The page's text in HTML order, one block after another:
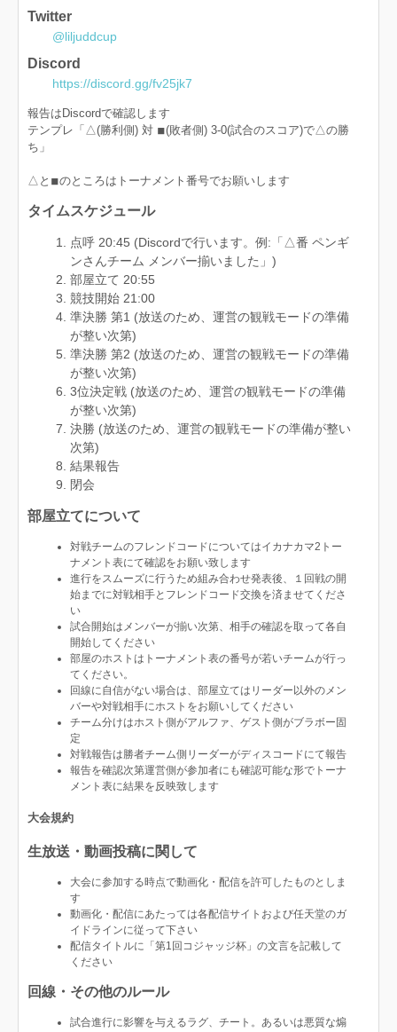
Twitter
@liljuddcup
Discord
https://discord.gg/fv25jk7
報告はDiscordで確認します
テンプレ「△(勝利側) 対 ◾︎(敗者側) 3-0(試合のスコア)で△の勝
ち」
△と◾︎のところはトーナメント番号でお願いします
タイムスケジュール
点呼 20:45 (Discordで行います。例:「△番 ペンギ
ンさんチーム メンバー揃いました」)
部屋立て 20:55
競技開始 21:00
準決勝 第1 (放送のため、運営の観戦モードの準備
が整い次第)
準決勝 第2 (放送のため、運営の観戦モードの準備
が整い次第)
3位決定戦 (放送のため、運営の観戦モードの準備
が整い次第)
決勝 (放送のため、運営の観戦モードの準備が整い
次第)
結果報告
閉会
部屋立てについて
対戦チームのフレンドコードについてはイカナカマ2トー
ナメント表にて確認をお願い致します
進行をスムーズに行うため組み合わせ発表後、１回戦の開
始までに対戦相手とフレンドコード交換を済ませてくださ
い
試合開始はメンバーが揃い次第、相手の確認を取って各自
開始してください
部屋のホストはトーナメント表の番号が若いチームが行っ
てください。
回線に自信がない場合は、部屋立てはリーダー以外のメン
バーや対戦相手にホストをお願いしてください
チーム分けはホスト側がアルファ、ゲスト側がブラボー固
定
対戦報告は勝者チーム側リーダーがディスコードにて報告
報告を確認次第運営側が参加者にも確認可能な形でトーナ
メント表に結果を反映致します
大会規約
生放送・動画投稿に関して
大会に参加する時点で動画化・配信を許可したものとしま
す
動画化・配信にあたっては各配信サイトおよび任天堂のガ
イドラインに従って下さい
配信タイトルに「第1回コジャッジ杯」の文言を記載して
ください
回線・その他のルール
試合進行に影響を与えるラグ、チート。あるいは悪質な煽